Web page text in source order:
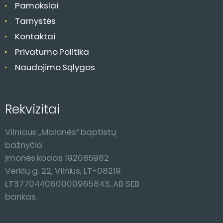
Pamokslai
Tarnystės
Kontaktai
Privatumo Politika
Naudojimo Sąlygos
Rekvizitai
Vilniaus „Malonės“ baptistų
bažnyčia
Įmonės kodas 192085982
Verkių g. 22, Vilnius, LT-08219
LT377044060000965843, AB SEB
bankas.